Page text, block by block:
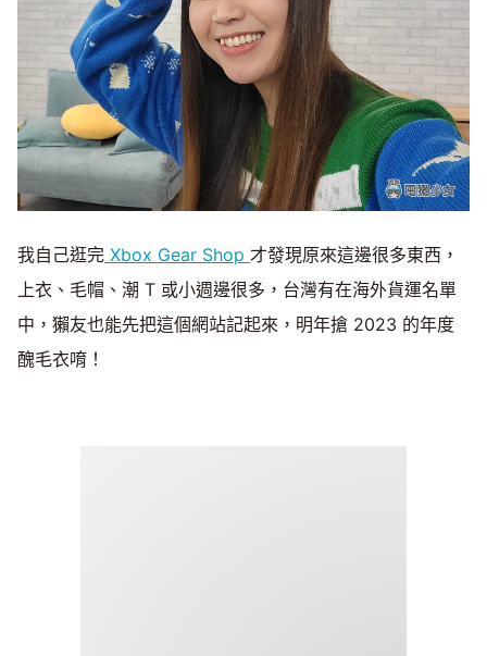
我自己逛完 Xbox Gear Shop 才發現原來這邊很多東西，
上衣、毛帽、潮 T 或小週邊很多，台灣有在海外貨運名單
中，獺友也能先把這個網站記起來，明年搶 2023 的年度
醜毛衣唷！